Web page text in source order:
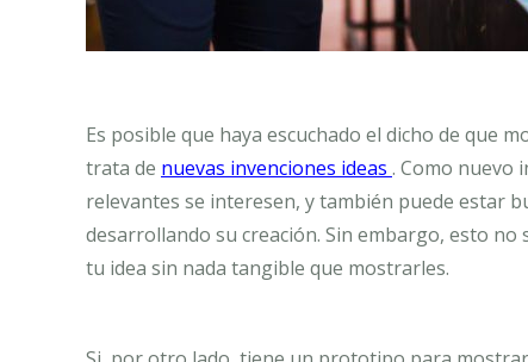
Es posible que haya escuchado el dicho de que
trata de nuevas invenciones ideas . Como nuevo
relevantes se interesen, y también puede estar
desarrollando su creación. Sin embargo, esto
tu idea sin nada tangible que mostrarles.